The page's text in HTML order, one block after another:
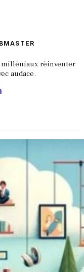
milléniaux réinventer
audace.